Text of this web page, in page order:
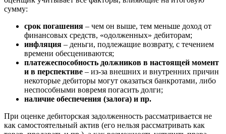
сумму:
срок погашения – чем он выше, тем меньше доход от
финансовых средств, «одолженных» дебиторам;
инфляция – деньги, подлежащие возврату, с течением
времени обесцениваются;
платежеспособность должников в настоящей момент
и в перспективе – из-за внешних и внутренних причин
некоторые дебиторы могут оказаться банкротами, либо
неспособными вовремя погасить долги;
наличие обеспечения (залога) и пр.
При оценке дебиторская задолженность рассматривается не
как самостоятельный актив (его нельзя рассматривать как
Выборг
Выкса
Вязники
Вязьма
Вятские Поляны
Гатчина
Геленджик
Глазов
Горно-Алтайск